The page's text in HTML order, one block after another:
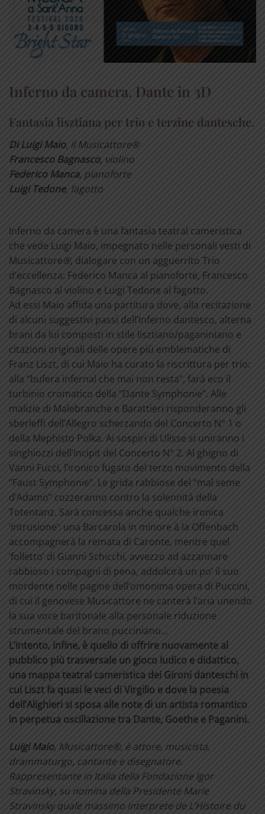
Inferno da camera. Dante in 3D
Fantasia lisztiana per trio e terzine dantesche.
Di Luigi Maio, il Musicattore®
Francesco Bagnasco, violino
Federico Manca, pianoforte
Luigi Tedone, fagotto
Inferno da camera è una fantasia teatral cameristica
che vede Luigi Maio, impegnato nelle personali vesti di
Musicattore®, dialogare con un agguerrito Trio
d’eccellenza: Federico Manca al pianoforte, Francesco
Bagnasco al violino e Luigi Tedone al fagotto.
Ad essi Maio affida una partitura dove, alla recitazione
di alcuni suggestivi passi dell’Inferno dantesco, alterna
brani da lui composti in stile lisztiano/paganiniano e
citazioni originali delle opere più emblematiche di
Franz Liszt, di cui Maio ha curato la riscrittura per trio:
alla “bufera infernal che mai non resta”, farà eco il
turbinio cromatico della “Dante Symphonie”. Alle
malizie di Malebranche e Barattieri risponderanno gli
sberleffi dell’Allegro scherzando del Concerto N° 1 o
della Mephisto Polka. Ai sospiri di Ulisse si uniranno i
singhiozzi dell’incipit del Concerto N° 2. Al ghigno di
Vanni Fucci, l’ironico fugato del terzo movimento della
“Faust Symphonie”. Le grida rabbiose del “mal seme
d’Adamo” cozzeranno contro la solennità della
Totentanz. Sarà concessa anche qualche ironica
‘intrusione’: una Barcarola in minore à la Offenbach
accompagnerà la remata di Caronte, mentre quel
‘folletto’ di Gianni Schicchi, avvezzo ad azzannare
rabbioso i compagni di pena, addolcirà un po’ il suo
mordente nelle pagine dell’omonima opera di Puccini,
di cui il genovese Musicattore ne canterà l’aria unendo
la sua voce baritonale alla personale riduzione
strumentale del brano pucciniano…
L’intento, infine, è quello di offrire nuovamente al
pubblico più trasversale un gioco ludico e didattico,
una mappa teatral cameristica dei Gironi danteschi in
cui Liszt fa quasi le veci di Virgilio e dove la poesia
dell’Alighieri si sposa alle note di un artista romantico
in perpetua oscillazione tra Dante, Goethe e Paganini.
Luigi Maio, Musicattore®, è attore, musicista,
drammaturgo, cantante e disegnatore.
Rappresentante in Italia della Fondazione Igor
Stravinsky, su nomina della Presidente Marie
Stravinsky quale massimo interprete de L’Histoire du